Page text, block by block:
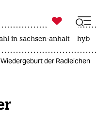

taz zahl ich
in sachsen-anhalt
der Radleichen